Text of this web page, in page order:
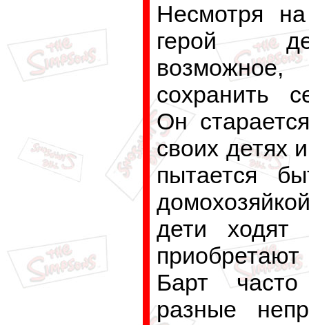
Несмотря
герой
сохранить
Он
своих детях
пытается
дети
Барт
разные